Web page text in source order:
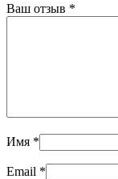
Ваш отзыв *
Имя *
Email *